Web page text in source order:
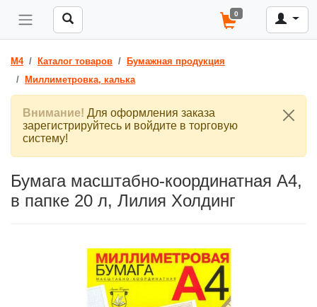
0
M4 Каталог товаров
Бумажная продукция
Миллиметровка, калька
Внимание! Для оформления заказа
зарегистрируйтесь и войдите в торговую
систему!
Бумага масштабно-координатная А4,
в папке 20 л, Лилия Холдинг